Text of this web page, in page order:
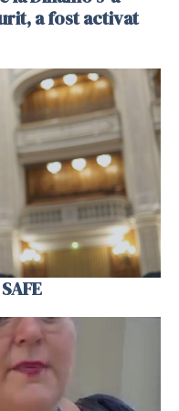
a fost activat